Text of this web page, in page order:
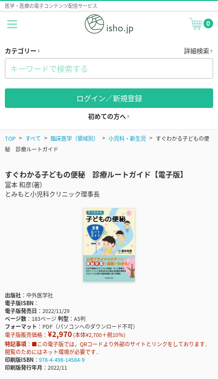
医学・医療の電子コンテンツ配信サービス
0
カテゴリー 詳細検索
ログイン／新規登録
初めての方へ
TOP すべて 臨床医学（領域別） 小児科・新生児
すぐわかる子どもの便
秘 診療ルートガイド
すぐわかる子どもの便秘 診療ルートガイド【電子版】
冨本 和彦(著)
とみもと小児科クリニック理事長
出版社
中外医学社
電子版ISBN
電子版発売日
2022/11/29
ページ数
183ページ判型
A5判
フォーマット
PDF（パソコンへのダウンロード不可）
電子版販売価格： ¥2,970(本体¥2,700＋税10％)
特記事項
■この電子版では，QRコードより外部のサイトとリンクをしております．
閲覧のためにはネット環境が必要です．
印刷版ISBN
978-4-498-14584-9
印刷版発行年月
2022/11